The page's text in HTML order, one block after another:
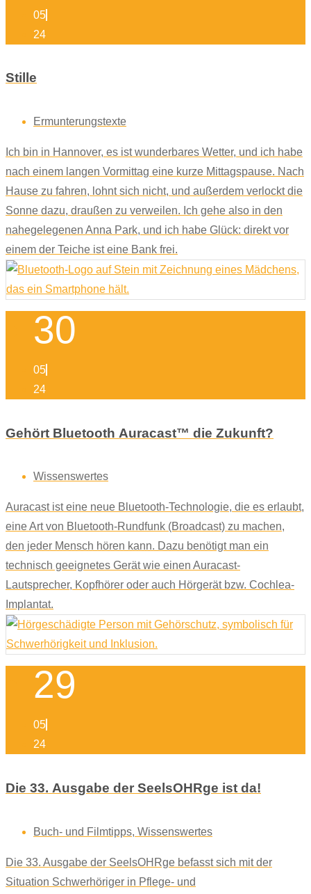
05
24
Stille
Ermunterungstexte
Ich bin in Hannover, es ist wunderbares Wetter, und ich habe
nach einem langen Vormittag eine kurze Mittagspause. Nach
Hause zu fahren, lohnt sich nicht, und außerdem verlockt die
Sonne dazu, draußen zu verweilen. Ich gehe also in den
nahegelegenen Anna Park, und ich habe Glück: direkt vor
einem der Teiche ist eine Bank frei.
30
05
24
Gehört Bluetooth Auracast™ die Zukunft?
Wissenswertes
Auracast ist eine neue Bluetooth-Technologie, die es erlaubt,
eine Art von Bluetooth-Rundfunk (Broadcast) zu machen,
den jeder Mensch hören kann. Dazu benötigt man ein
technisch geeignetes Gerät wie einen Auracast-
Lautsprecher, Kopfhörer oder auch Hörgerät bzw. Cochlea-
Implantat.
29
05
24
Die 33. Ausgabe der SeelsOHRge ist da!
Buch- und Filmtipps, Wissenswertes
Die 33. Ausgabe der SeelsOHRge befasst sich mit der
Situation Schwerhöriger in Pflege- und